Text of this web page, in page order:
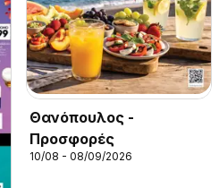
Θανόπουλος -
Προσφορές
10/08 - 08/09/2026